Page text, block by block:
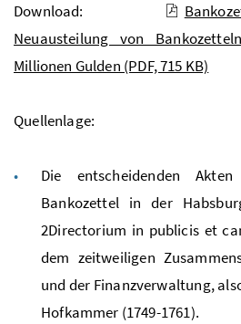
Download:
Neuausteilung von
Millionen Gulden (PDF, 715 KB)
Quellenlage:
Die entscheidenden
Bankozettel in der
2Directorium in publicis et
dem zeitweiligen
und der Finanzverwaltung,
Hofkammer (1749-1761).